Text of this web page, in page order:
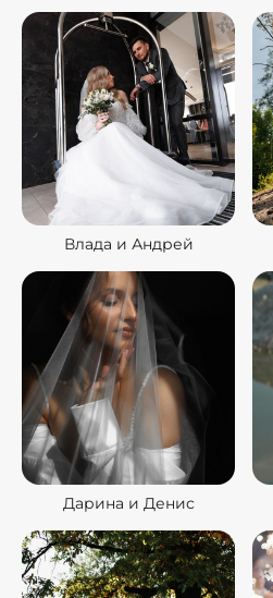
Влада и Андрей
Дарина и Денис